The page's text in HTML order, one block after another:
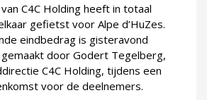
C4C Holding heeft in totaal
gefietst voor Alpe d’HuZes.
eindbedrag is gisteravond
door Godert Tegelberg,
C4C Holding, tijdens een
voor de deelnemers.